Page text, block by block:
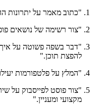
"כתוב מאמר על יתרונות
"צור רשימה של נושאים
"דבר בשפה פשוטה על
להפצת תוכן."
"המלץ על פלטפורמות
"צור פוסט לפייסבוק על
מקצועי ומעניין."